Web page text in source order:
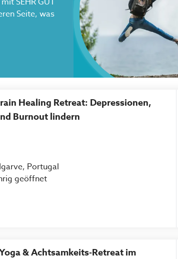
Seite, was
Healing Retreat: Depressionen,
Burnout lindern
Portugal
geöffnet
& Achtsamkeits-Retreat im